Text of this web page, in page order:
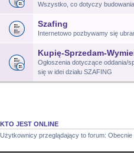
Wszystko, co dotyczy
Szafing
Internetowo pozbywamy się
Kupię-Sprzedam-
Ogłoszenia dotyczące oddania/
się w idei działu SZAFING
KTO JEST ONLINE
Użytkownicy przeglądający to forum: